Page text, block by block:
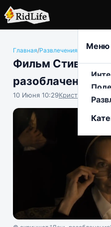
Меню
Главная/Развлечения Кино и
Фильм Стивена
разоблачения»
10 Июня 10:29Кристина